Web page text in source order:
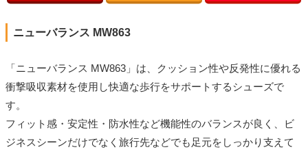
ニューバランス MW863
「ニューバランス MW863」は、クッション性や反発性に優れる
衝撃吸収素材を使用し快適な歩行をサポートするシューズで
す。
フィット感・安定性・防水性など機能性のバランスが良く、ビ
ジネスシーンだけでなく旅行先などでも足元をしっかり支えて